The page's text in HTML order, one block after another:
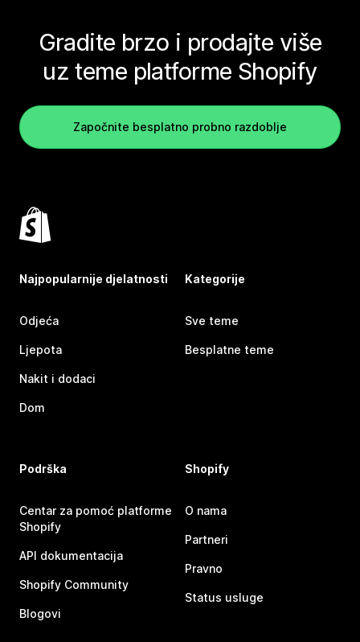
Gradite brzo i prodajte više
uz teme platforme Shopify
Započnite besplatno probno razdoblje
Najpopularnije djelatnosti
Odjeća
Ljepota
Nakit i dodaci
Dom
Kategorije
Sve teme
Besplatne teme
Podrška
Centar za pomoć platforme
Shopify
API dokumentacija
Shopify Community
Blogovi
Shopify
O nama
Partneri
Pravno
Status usluge